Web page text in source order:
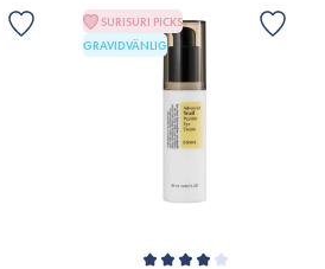
SURISURI PICKS
GRAVIDVÄNLIG